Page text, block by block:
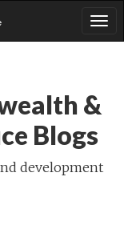
&
Blogs
development